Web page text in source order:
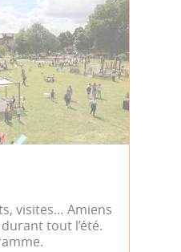
visites… Amiens
tout l’été.